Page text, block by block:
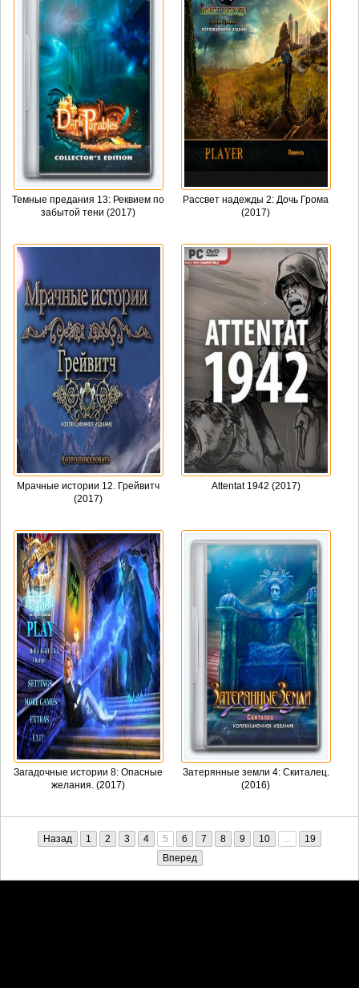
Темные предания 13: Реквием по
забытой тени (2017)
Рассвет надежды 2: Дочь Грома
(2017)
Мрачные истории 12. Грейвитч
(2017)
Attentat 1942 (2017)
Загадочные истории 8: Опасные
желания. (2017)
Затерянные земли 4: Скиталец.
(2016)
Назад 1 2 3 4 5 6 7 8 9 10 ...
19
Вперед